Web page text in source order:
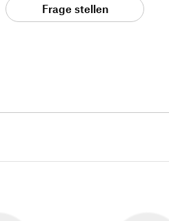
Frage stellen